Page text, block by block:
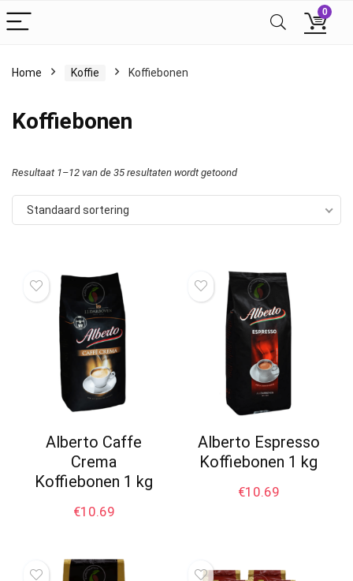
0
Home Koffie Koffiebonen
Koffiebonen
Resultaat 1–12 van de 35 resultaten wordt getoond
Standaard sortering
Alberto Caffe
Crema
Koffiebonen 1 kg
€10.69
Alberto Espresso
Koffiebonen 1 kg
€10.69